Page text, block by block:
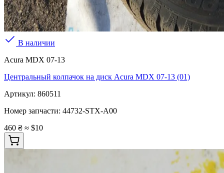
В наличии
Acura MDX 07-13
Центральный колпачок на диск Acura MDX 07-13 (01)
Артикул: 860511
Номер запчасти: 44732-STX-A00
460 ₴ ≈ $10